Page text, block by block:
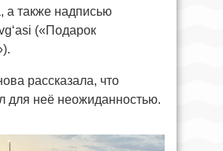
а также надписью
(«Подарок
рассказала, что
для неё неожиданностью.